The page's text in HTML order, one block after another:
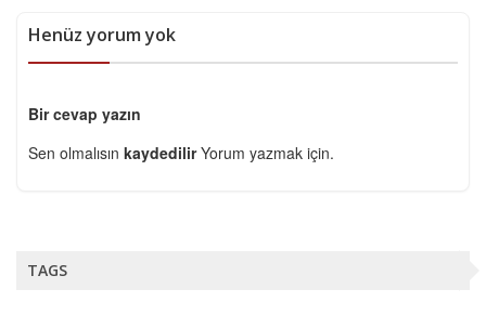
Henüz yorum yok
Bir cevap yazın
Sen olmalısın kaydedilirYorum yazmak için.
TAGS